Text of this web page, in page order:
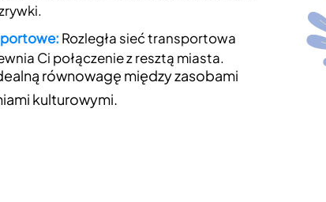
Rozległa sieć transportowa
Ci połączenie z resztą miasta.
równowagę między zasobami
kulturowymi.